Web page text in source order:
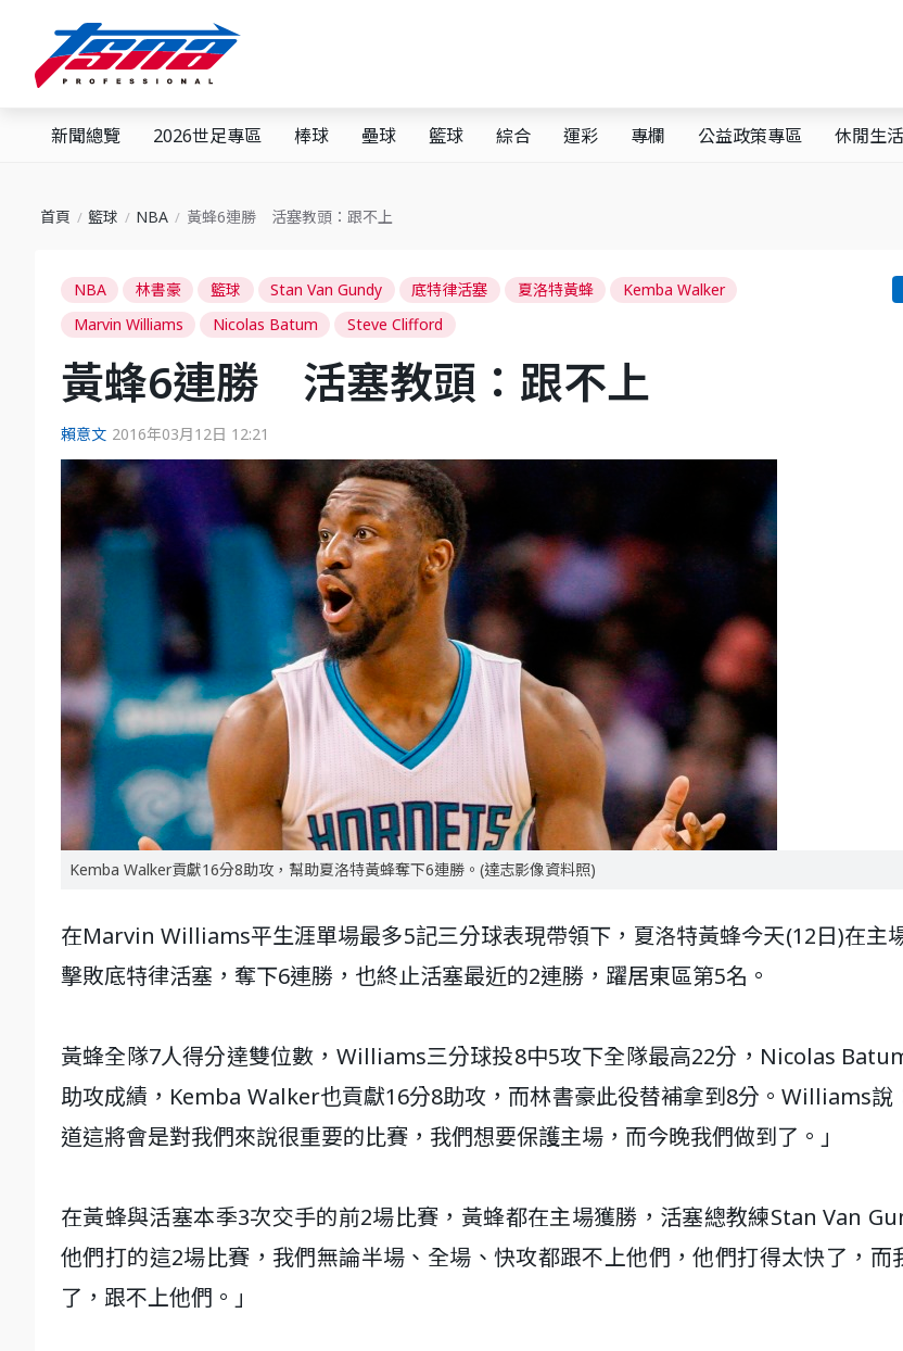
新聞總覽 2026世足專區 棒球 壘球 籃球 綜合 運彩 專欄 公益政策專區 休閒生活
首頁 籃球 NBA 黃蜂6連勝 活塞教頭：跟不上
NBA 林書豪 籃球 Stan Van Gundy 底特律活塞 夏洛特黃蜂
Kemba Walker
Marvin Williams
Nicolas Batum Steve Clifford
黃蜂6連勝 活塞教頭：跟不上
賴意文 2016年03月12日 12:21
Kemba Walker貢獻16分8助攻，幫助夏洛特黃蜂奪下6連勝。(達志影像資料照)
在Marvin Williams平生涯單場最多5記三分球表現帶領下，夏洛特黃蜂今天(12日)在主
擊敗底特律活塞，奪下6連勝，也終止活塞最近的2連勝，躍居東區第5名。
黃蜂全隊7人得分達雙位數，Williams三分球投8中5攻下全隊最高22分，Nicolas
助攻成績，Kemba Walker也貢獻16分8助攻，而林書豪此役替補拿到8分。Williams說
道這將會是對我們來說很重要的比賽，我們想要保護主場，而今晚我們做到了。」
在黃蜂與活塞本季3次交手的前2場比賽，黃蜂都在主場獲勝，活塞總教練Stan Van
他們打的這2場比賽，我們無論半場、全場、快攻都跟不上他們，他們打得太快了，而
了，跟不上他們。」